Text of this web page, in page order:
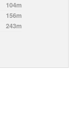
104m
156m
243m